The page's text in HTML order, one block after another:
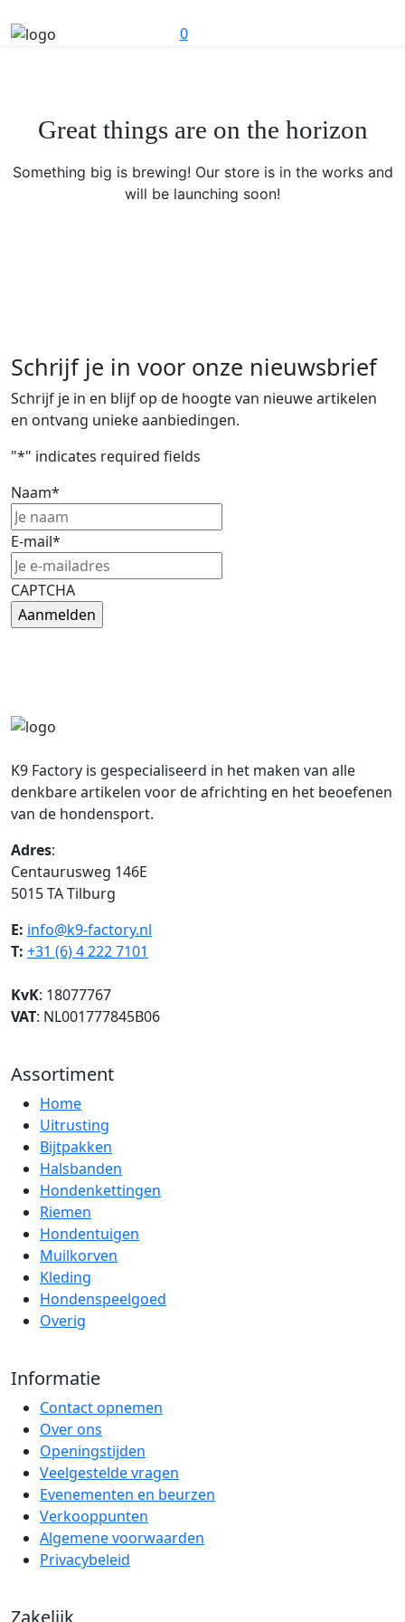
0
Great things are on the horizon
Something big is brewing! Our store is in the works and
will be launching soon!
Schrijf je in voor onze nieuwsbrief
Schrijf je in en blijf op de hoogte van nieuwe artikelen
en ontvang unieke aanbiedingen.
"*" indicates required fields
Naam*
E-mail*
CAPTCHA
K9 Factory is gespecialiseerd in het maken van alle
denkbare artikelen voor de africhting en het beoefenen
van de hondensport.
Adres:
Centaurusweg 146E
5015 TA Tilburg
E: info@k9-factory.nl
T: +31 (6) 4 222 7101
KvK: 18077767
VAT: NL001777845B06
Assortiment
Home
Uitrusting
Bijtpakken
Halsbanden
Hondenkettingen
Riemen
Hondentuigen
Muilkorven
Kleding
Hondenspeelgoed
Overig
Informatie
Contact opnemen
Over ons
Openingstijden
Veelgestelde vragen
Evenementen en beurzen
Verkooppunten
Algemene voorwaarden
Privacybeleid